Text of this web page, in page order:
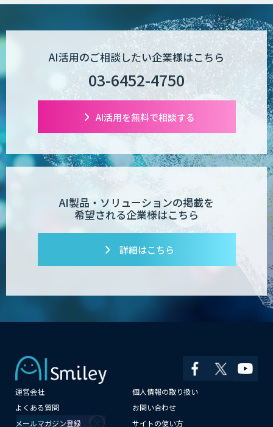
AI活用のご相談したい企業様はこちら
03-6452-4750
AI活用を無料で相談する
AI製品・ソリューションの掲載を
希望される企業様はこちら
詳細はこちら
運営会社
個人情報の取り扱い
よくある質問
お問い合わせ
メールマガジン登録
サイトの使い方